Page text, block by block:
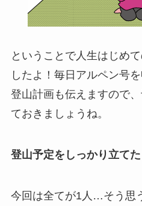
ということで人生はじめ
したよ！毎日アルペン号
登山計画も伝えますので
ておきましょうね。
登山予定をしっかり立てた
今回は全てが1人…そう思